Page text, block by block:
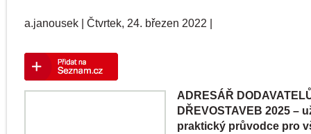
a.janousek | Čtvrtek, 24. březen 2022 |
ADRESÁŘ
DŘEVOSTAVEB 2025 –
praktický průvodce pro